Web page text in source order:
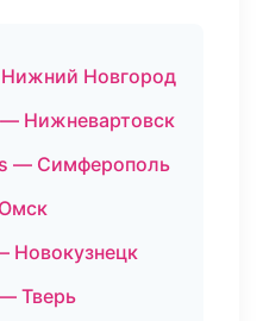
Новгород
— Нижневартовск
— Симферополь
Новокузнецк
Тверь